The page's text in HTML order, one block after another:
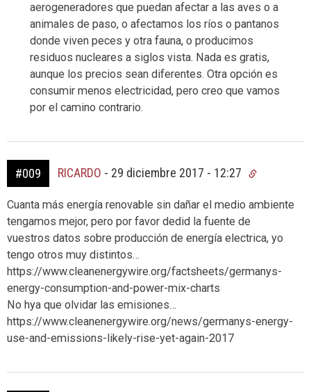
aerogeneradores que puedan afectar a las aves o a
animales de paso, o afectamos los ríos o pantanos
donde viven peces y otra fauna, o producimos
residuos nucleares a siglos vista. Nada es gratis,
aunque los precios sean diferentes. Otra opción es
consumir menos electricidad, pero creo que vamos
por el camino contrario.
#009 RICARDO - 29 diciembre 2017 - 12:27
Cuanta más energía renovable sin dañar el medio ambiente
tengamos mejor, pero por favor dedid la fuente de
vuestros datos sobre producción de energía electrica, yo
tengo otros muy distintos…
https://www.cleanenergywire.org/factsheets/germanys-
energy-consumption-and-power-mix-charts
No hya que olvidar las emisiones…
https://www.cleanenergywire.org/news/germanys-energy-
use-and-emissions-likely-rise-yet-again-2017